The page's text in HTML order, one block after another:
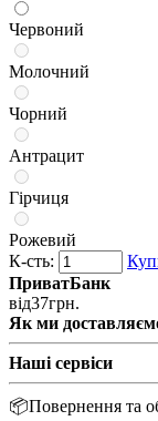
Червоний
Молочний
Чорний
Антрацит
Гірчиця
Рожевий
К-сть:
ПриватБанк
від37грн.
Як ми
Наші сервіси
📦Повернення та